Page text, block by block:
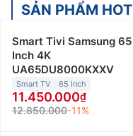
SẢN PHẨM HOT
Smart Tivi Samsung 65
Inch 4K
UA65DU8000KXXV
Smart TV 65 Inch
11.450.000
12.850.000-11%